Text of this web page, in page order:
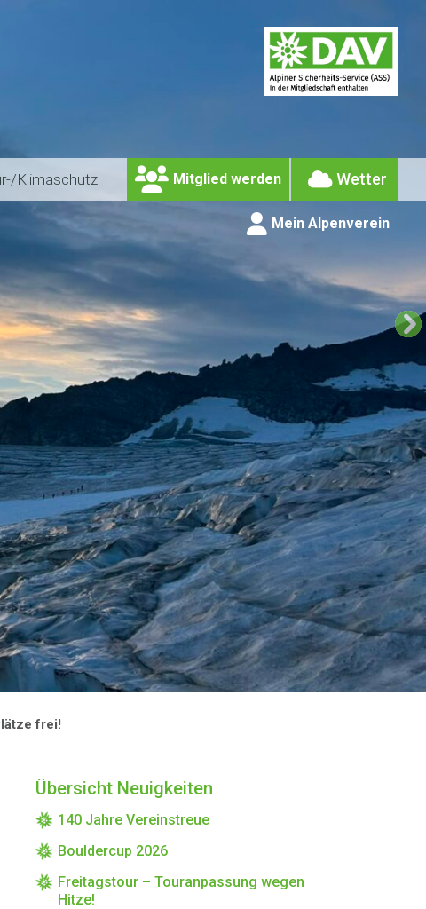
Klimaschutz Wetter
Mitglied werden
Mein Alpenverein
frei!
Übersicht Neuigkeiten
140 Jahre Vereinstreue
Bouldercup 2026
Freitagstour – Touranpassung wegen
Hitze!